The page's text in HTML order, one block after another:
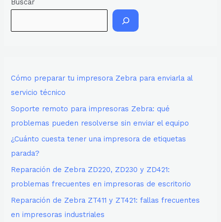
Buscar
Cómo preparar tu impresora Zebra para enviarla al
servicio técnico
Soporte remoto para impresoras Zebra: qué
problemas pueden resolverse sin enviar el equipo
¿Cuánto cuesta tener una impresora de etiquetas
parada?
Reparación de Zebra ZD220, ZD230 y ZD421:
problemas frecuentes en impresoras de escritorio
Reparación de Zebra ZT411 y ZT421: fallas frecuentes
en impresoras industriales